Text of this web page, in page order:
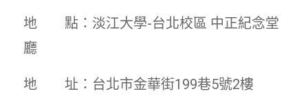
地 點：淡江大學-台北校區 中正紀念堂
廳
地 址：台北市金華街199巷5號2樓